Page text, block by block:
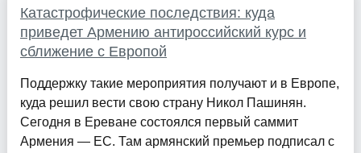
Катастрофические последствия: куда
приведет Армению антироссийский курс и
сближение с Европой
Поддержку такие мероприятия получают и в Европе,
куда решил вести свою страну Никол Пашинян.
Сегодня в Ереване состоялся первый саммит
Армения — ЕС. Там армянский премьер подписал с